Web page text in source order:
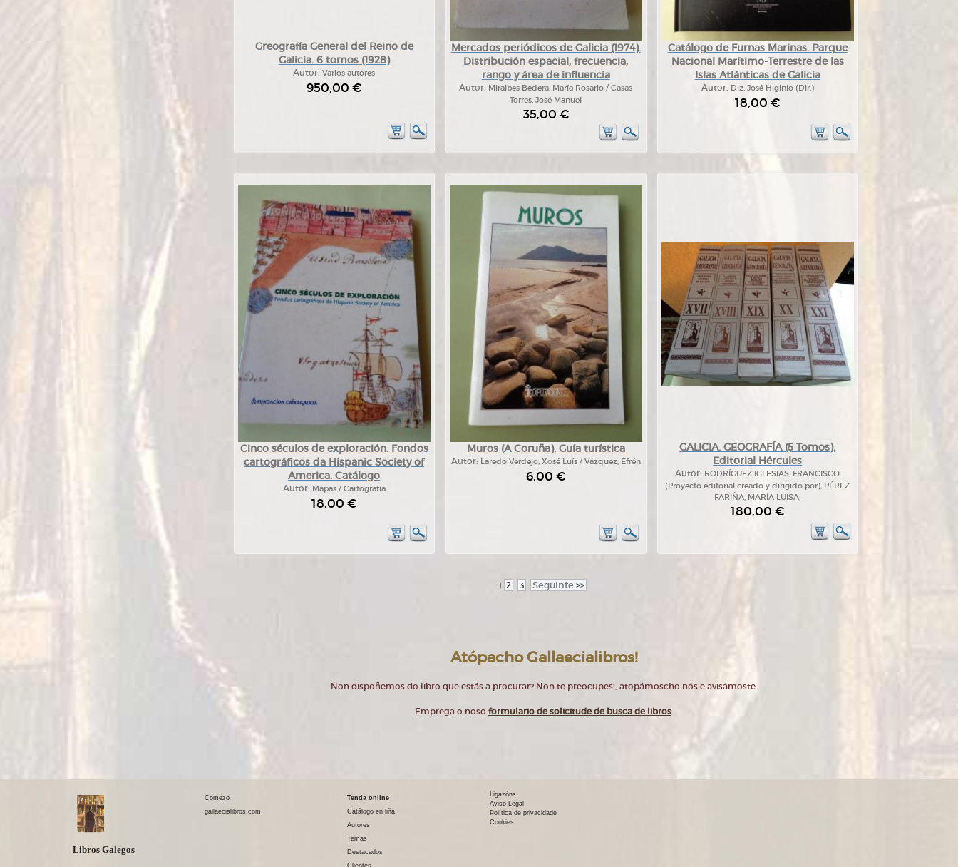
Greografía General del Reino de
Galicia. 6 tomos (1928)
Autor:Varios autores
950,00 €
Mercados periódicos de Galicia (1974).
Distribución espacial, frecuencia,
rango y área de influencia
Autor: Miralbes Bedera, María Rosario / Casas
Torres, José Manuel
35,00 €
Catálogo de Furnas Marinas. Parque
Nacional Marítimo-Terrestre de las
Islas Atlánticas de Galicia
Autor: Diz, José Higinio (Dir.)
18,00 €
Cinco séculos de exploración. Fondos
cartográficos da Hispanic Society of
America. Catálogo
Autor: Mapas / Cartografía
18,00 €
Muros (A Coruña). Guía turística
Autor: Laredo Verdejo, Xosé Luís / Vázquez, Efrén
6,00 €
GALICIA. GEOGRAFÍA (5 Tomos).
Editorial Hércules
Autor: RODRÍGUEZ IGLESIAS, FRANCISCO
(Proyecto editorial creado y dirigido por); PÉREZ
FARIÑA, MARÍA LUISA;
180,00 €
1 2 3 Seguinte >>
Atópacho Gallaecialibros!
Non dispoñemos do libro que estás a procurar? Non te preocupes!, atopámoscho nós e avisámoste.
Emprega o noso formulario de solicitude de busca de libros.
Libros Galegos
Comezo
gallaecialibros.com
Tenda online
Catálogo en liña
Autores
Temas
Destacados
Clientes
Ligazóns
Aviso Legal
Política de privacidade
Cookies